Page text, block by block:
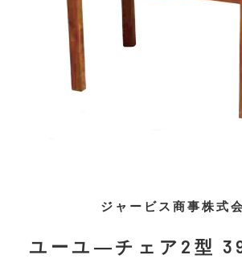
ジャービス商事株式
ユーユ―チェア2型